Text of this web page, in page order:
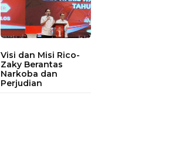
Visi dan Misi Rico-
Zaky Berantas
Narkoba dan
Perjudian